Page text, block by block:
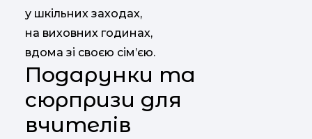
у шкільних заходах,
на виховних годинах,
вдома зі своєю сім’єю.
Подарунки та
сюрпризи для
вчителів